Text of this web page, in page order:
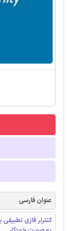
عنوان فارسی
کنترلر فازی